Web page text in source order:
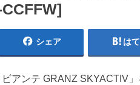
シェア は
アンテ GRANZ SKYACTIV」